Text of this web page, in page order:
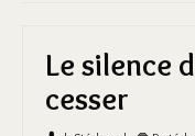
Le silence
cesser